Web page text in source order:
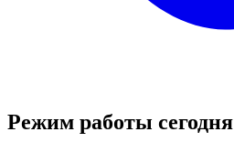
Режим работы сегодня